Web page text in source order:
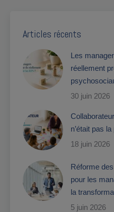
Articles récents
Les
réellement
30 juin 2026
n’était pas
18 juin 2026
Réforme
pour les
la
5 juin 2026